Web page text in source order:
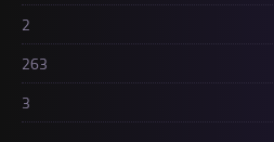
2
263
3